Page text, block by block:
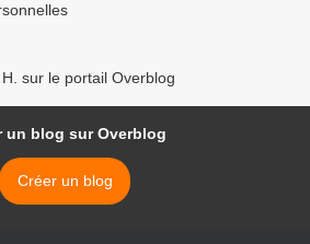
sur le portail Overblog
un blog sur Overblog
Créer un blog